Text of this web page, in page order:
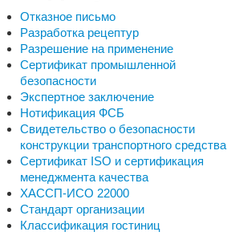
Отказное письмо
Разработка рецептур
Разрешение на применение
Сертификат промышленной
безопасности
Экспертное заключение
Нотификация ФСБ
Свидетельство о безопасности
конструкции транспортного средства
Сертификат ISO и сертификация
менеджмента качества
ХАССП-ИСО 22000
Стандарт организации
Классификация гостиниц